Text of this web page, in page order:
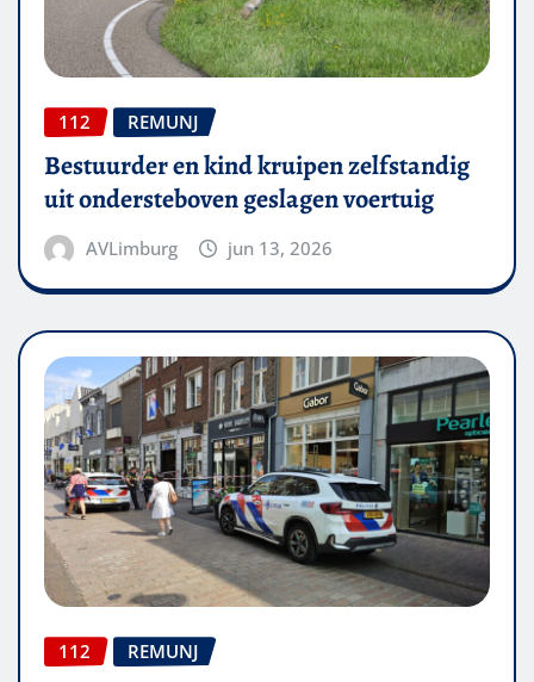
112 REMUNJ
Bestuurder en kind kruipen zelfstandig
uit ondersteboven geslagen voertuig
AVLimburg jun 13, 2026
112 REMUNJ